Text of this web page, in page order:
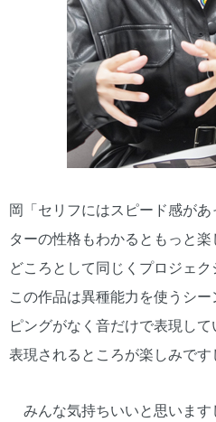
岡「セリフにはスピード感が
ターの性格もわかるともっと
どころとして同じくプロジェク
この作品は異種能力を使うシ
ピングがなく音だけで表現し
表現されるところが楽しみです
みんな気持ちいいと思います